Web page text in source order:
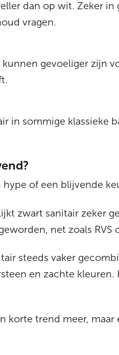
dan op wit. Zeker
vragen.
gevoeliger zijn
in sommige klassieke
of een blijvende
zwart sanitair zeker
net zoals
steeds vaker
en zachte
korte trend meer,